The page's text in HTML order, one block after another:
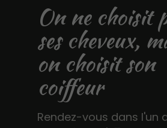
On ne choisit
ses cheveux,
on choisit son
coiffeur
Rendez-vous dans l'un